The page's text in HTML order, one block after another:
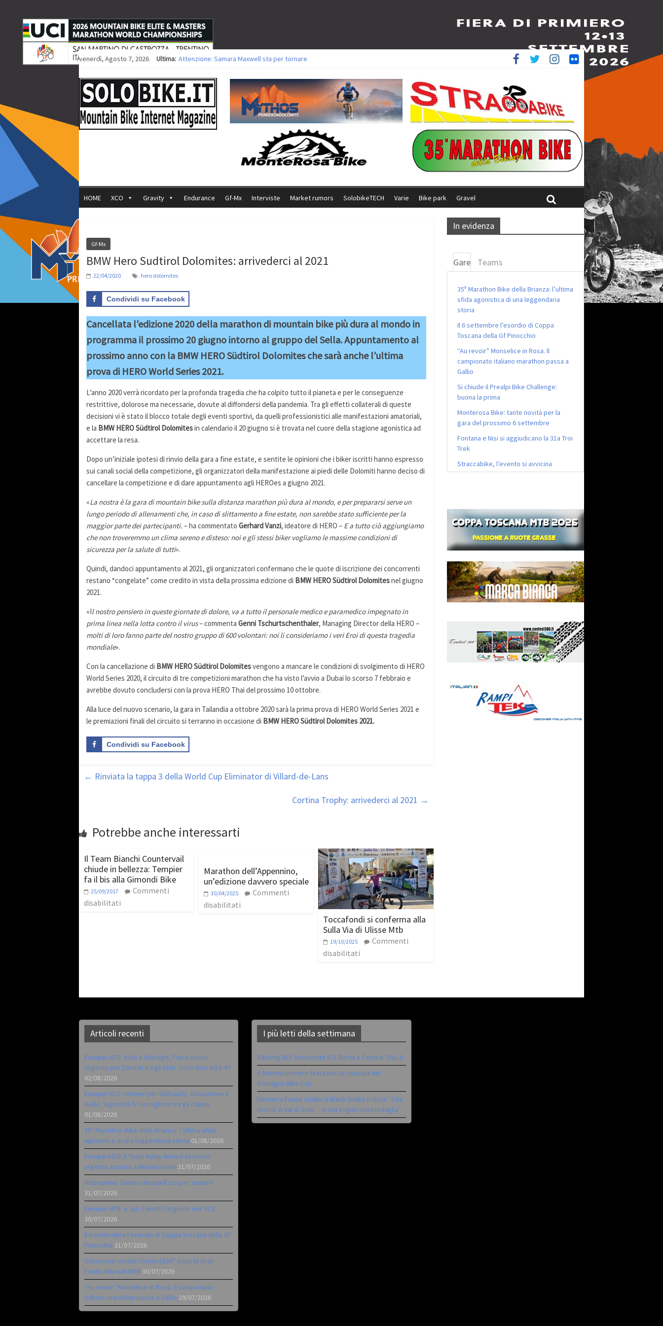
venerdì, Agosto 7, 2026 Ultima: Attenzione: Samara Maxwell sta per tornare
Europei XCO: vittorie per Ghibaudo, Grossmann e Gallis. Signorelli 5^ la migliore tra gli italiani
35ª Marathon Bike della Brianza: l’ultima sfida agonistica di una leggendaria storia
Europei MTB: il Team Relay firma il secondo argento azzurro a Monteceneri
HOME XCO Gravity Endurance Gf-Mx Interviste Market rumors SolobikeTECH Varie Bike park Gravel
Gf-Mx
BMW Hero Sudtirol Dolomites: arrivederci al 2021
22/04/2020 hero dolomites
Condividi su Facebook
Cancellata l’edizione 2020 della marathon di mountain bike più dura al mondo in
programma il prossimo 20 giugno intorno al gruppo del Sella. Appuntamento al
prossimo anno con la BMW HERO Südtirol Dolomites che sarà anche l’ultima
prova di HERO World Series 2021.
L’anno 2020 verrà ricordato per la profonda tragedia che ha colpito tutto il pianeta e per le conseguenze
restrittive, dolorose ma necessarie, dovute al diffondersi della pandemia. Tra gli effetti collaterali di queste
decisioni vi è stato il blocco totale degli eventi sportivi, da quelli professionistici alle manifestazioni amatoriali,
e la BMW HERO Südtirol Dolomitesin calendario il 20 giugno si è trovata nel cuore della stagione agonistica ad
accettare la resa.
Dopo un’iniziale ipotesi di rinvio della gara a fine estate, e sentite le opinioni che i biker iscritti hanno espresso
sui canali social della competizione, gli organizzatori della manifestazione ai piedi delle Dolomiti hanno deciso di
cancellare la competizione e di dare appuntamento agli HEROes a giugno 2021.
«La nostra è la gara di mountain bike sulla distanza marathon più dura al mondo, e per prepararsi serve un
lungo periodo di allenamenti che, in caso di slittamento a fine estate, non sarebbe stato sufficiente per la
maggior parte dei partecipanti. – ha commentato Gerhard Vanzi, ideatore di HERO – E a tutto ciò aggiungiamo
che non troveremmo un clima sereno e disteso: noi e gli stessi biker vogliamo le massime condizioni di
sicurezza per la salute di tutti».
Quindi, dandoci appuntamento al 2021, gli organizzatori confermano che le quote di iscrizione dei concorrenti
restano “congelate” come credito in vista della prossima edizione di BMW HERO Südtirol Dolomitesnel giugno
2021.
«Il nostro pensiero in queste giornate di dolore, va a tutto il personale medico e paramedico impegnato in
prima linea nella lotta contro il virus– commenta Genni Tschurtschenthaler, Managing Director della HERO –
molti di loro fanno parte del nostro gruppo di 600 volontari: noi li consideriamo i veri Eroi di questa tragedia
mondiale».
Con la cancellazione di BMW HERO Südtirol Dolomitesvengono a mancare le condizioni di svolgimento di HERO
World Series 2020, il circuito di tre competizioni marathon che ha visto l’avvio a Dubai lo scorso 7 febbraio e
avrebbe dovuto concludersi con la prova HERO Thai del prossimo 10 ottobre.
Alla luce del nuovo scenario, la gara in Tailandia a ottobre 2020 sarà la prima prova di HERO World Series 2021 e
le premiazioni finali del circuito si terranno in occasione di BMW HERO Südtirol Dolomites 2021.
Condividi su Facebook
← Rinviata la tappa 3 della World Cup Eliminator di Villard-de-Lans
Cortina Trophy: arrivederci al 2021 →
Potrebbe anche interessarti
Il Team Bianchi Countervail
chiude in bellezza: Tempier
fa il bis alla Gimondi Bike
25/09/2017
Commenti
disabilitati
Marathon dell’Appennino,
un’edizione davvero speciale
30/04/2025
Commenti
disabilitati
Toccafondi si conferma alla
Sulla Via di Ulisse Mtb
19/10/2025
Commenti
disabilitati
In evidenza
Gare Teams
35ª Marathon Bike della Brianza: l’ultima
sfida agonistica di una leggendaria
storia
Il 6 settembre l’esordio di Coppa
Toscana della Gf Pinocchio
“Au revoir” Monselice in Rosa. Il
campionato italiano marathon passa a
Gallio
Si chiude il Prealpi Bike Challenge:
buona la prima
Monterosa Bike: tante novità per la
gara del prossimo 6 settembre
Fontana e Nisi si aggiudicano la 31a Troi
Trek
Straccabike, l’evento si avvicina
Articoli recenti
Europei XCO: titoli a Aldridge, Frei e Hutter.
Argento per Zanotti tra gli Elite. Corvi fora ed è 4^
02/08/2026
Europei XCO: vittorie per Ghibaudo, Grossmann e
Gallis. Signorelli 5^ la migliore tra gli italiani
01/08/2026
35ª Marathon Bike della Brianza: l’ultima sfida
agonistica di una leggendaria storia 01/08/2026
Europei MTB: il Team Relay firma il secondo
argento azzurro a Monteceneri 31/07/2026
Attenzione: Samara Maxwell sta per tornare
31/07/2026
Europei MTB: a Juri Zanotti l’argento nell’XCC
30/07/2026
Il 6 settembre l’esordio di Coppa Toscana della Gf
Pinocchio 31/07/2026
Situazione circuiti Contest360° dopo la Gran
Fondo Marradi MTB 30/07/2026
“Au revoir” Monselice in Rosa. Il campionato
italiano marathon passa a Gallio 29/07/2026
I più letti della settimana
Ranking UCI: Avondetto N.2. Berta e Corvi in Top10
A Montecoronaro festa per la chiusura del
Romagna Bike Cup
Eleonora Farina studia la Black Snake iridata: “Che
ricordi in Val di Sole… e ora sogno una medaglia”